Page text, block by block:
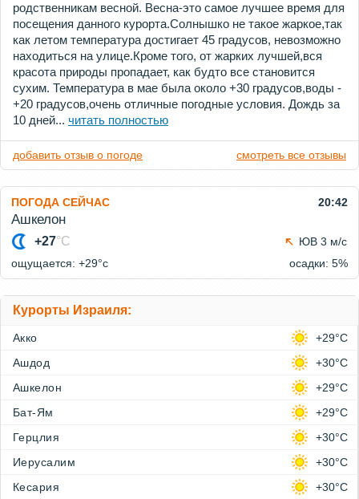
родственникам весной. Весна-это самое лучшее время для
посещения данного курорта.Солнышко не такое жаркое,так
как летом температура достигает 45 градусов, невозможно
находиться на улице.Кроме того, от жарких лучшей,вся
красота природы пропадает, как будто все становится
сухим. Температура в мае была около +30 градусов,воды -
+20 градусов,очень отличные погодные условия. Дождь за
10 дней... читать полностью
добавить отзыв о погоде смотреть все отзывы
ПОГОДА СЕЙЧАС 20:42
Ашкелон
+27°C
ЮВ 3 м/с
ощущается: +29°c
осадки: 5%
Курорты Израиля:
Акко
+29°C
Ашдод
+30°C
Ашкелон
+29°C
Бат-Ям
+29°C
Герцлия
+30°C
Иерусалим
+30°C
Кесария
+30°C